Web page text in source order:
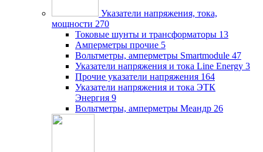
Указатели напряжения, тока,
мощности 270
Токовые шунты и трансформаторы 13
Амперметры прочие 5
Вольтметры, амперметры Smartmodule 47
Указатели напряжения и тока Line Energy 3
Прочие указатели напряжения 164
Указатели напряжения и тока ЭТК
Энергия 9
Вольтметры, амперметры Меандр 26